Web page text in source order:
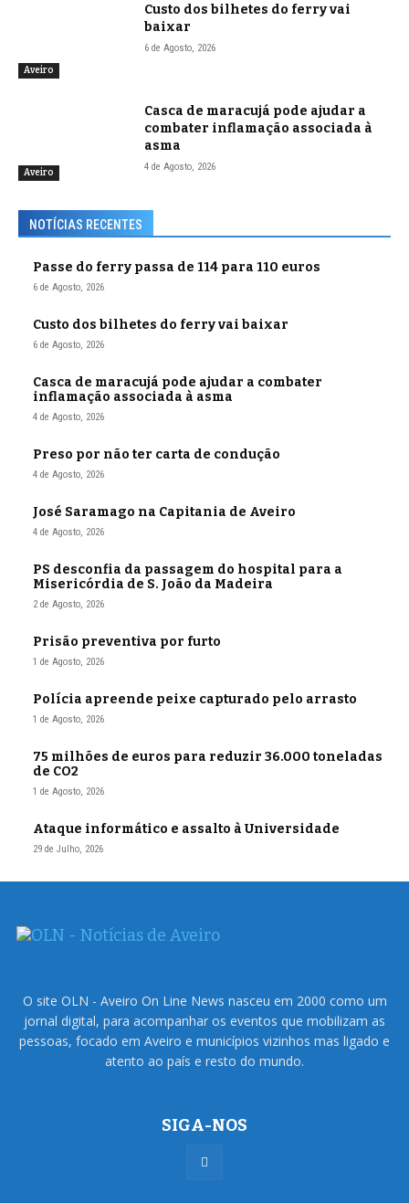
Aveiro
Custo dos bilhetes do ferry vai
baixar
6 de Agosto, 2026
Aveiro
Casca de maracujá pode ajudar a
combater inflamação associada à
asma
4 de Agosto, 2026
NOTÍCIAS RECENTES
Passe do ferry passa de 114 para 110 euros
6 de Agosto, 2026
Custo dos bilhetes do ferry vai baixar
6 de Agosto, 2026
Casca de maracujá pode ajudar a combater
inflamação associada à asma
4 de Agosto, 2026
Preso por não ter carta de condução
4 de Agosto, 2026
José Saramago na Capitania de Aveiro
4 de Agosto, 2026
PS desconfia da passagem do hospital para a
Misericórdia de S. João da Madeira
2 de Agosto, 2026
Prisão preventiva por furto
1 de Agosto, 2026
Polícia apreende peixe capturado pelo arrasto
1 de Agosto, 2026
75 milhões de euros para reduzir 36.000 toneladas
de CO2
1 de Agosto, 2026
Ataque informático e assalto à Universidade
29 de Julho, 2026
O site OLN - Aveiro On Line News nasceu em 2000 como um
jornal digital, para acompanhar os eventos que mobilizam as
pessoas, focado em Aveiro e municípios vizinhos mas ligado e
atento ao país e resto do mundo.
SIGA-NOS